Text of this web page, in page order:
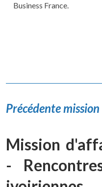
Business France.
Précédente
Mission
-